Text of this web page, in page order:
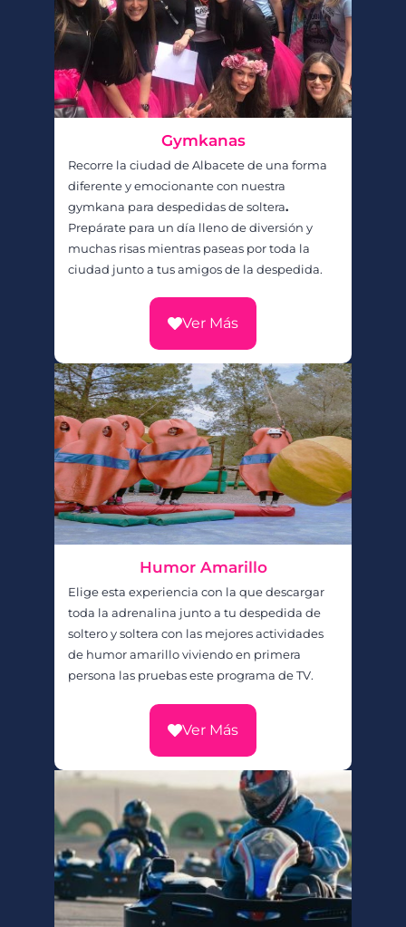
Gymkanas
Recorre la ciudad de Albacete de una forma
diferente y emocionante con nuestra
gymkana para despedidas de soltera.
Prepárate para un día lleno de diversión y
muchas risas mientras paseas por toda la
ciudad junto a tus amigos de la despedida.
Ver Más
Humor Amarillo
Elige esta experiencia con la que descargar
toda la adrenalina junto a tu despedida de
soltero y soltera con las mejores actividades
de humor amarillo viviendo en primera
persona las pruebas este programa de TV.
Ver Más